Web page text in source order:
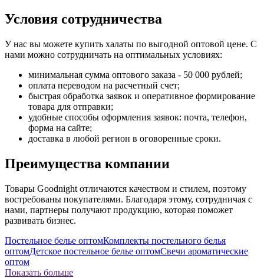
Условия сотрудничества
У нас вы можете купить халаты по выгодной оптовой цене. С
нами можно сотрудничать на оптимальных условиях:
минимальная сумма оптового заказа - 50 000 рублей;
оплата переводом на расчетный счет;
быстрая обработка заявок и оперативное формирование
товара для отправки;
удобные способы оформления заявок: почта, телефон,
форма на сайте;
доставка в любой регион в оговоренные сроки.
Преимущества компании
Товары Goodnight отличаются качеством и стилем, поэтому
востребованы покупателями. Благодаря этому, сотрудничая с
нами, партнеры получают продукцию, которая поможет
развивать бизнес.
Постельное белье оптомКомплекты постельного белья
оптомДетское постельное белье оптомСвечи ароматические
оптом
Показать больше